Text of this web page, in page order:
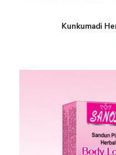
Kunkumadi